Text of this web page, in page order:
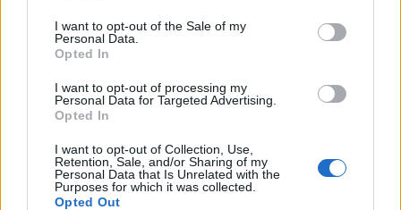
I want to opt-out of the Sale of my
Personal Data.
Opted In
I want to opt-out of processing my
Personal Data for Targeted Advertising.
Opted In
I want to opt-out of Collection, Use,
Retention, Sale, and/or Sharing of my
Personal Data that Is Unrelated with the
Purposes for which it was collected.
Opted Out
Aranyérmek sokaságával tért
haza Kőszegről a Godako
B. Máthé Zsuzsa: Az élet
„doktoriját” végeztem el az
epilepsziámmal